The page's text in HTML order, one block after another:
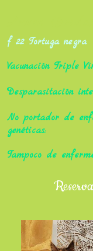
f 22 Tortuga negra
Vacunación Triple
Desparasitación
No portador de
genéticas:
Tampoco de